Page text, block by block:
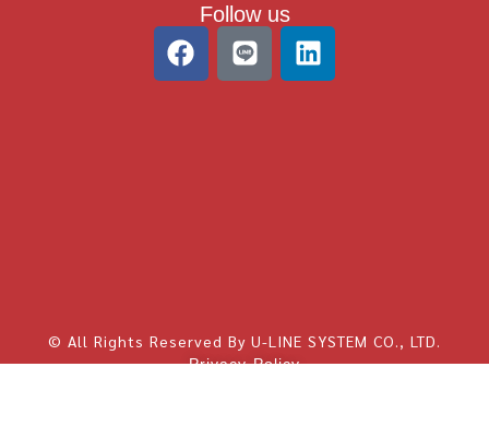
Follow us
© All Rights Reserved By U-LINE SYSTEM CO., LTD.
Privacy Policy